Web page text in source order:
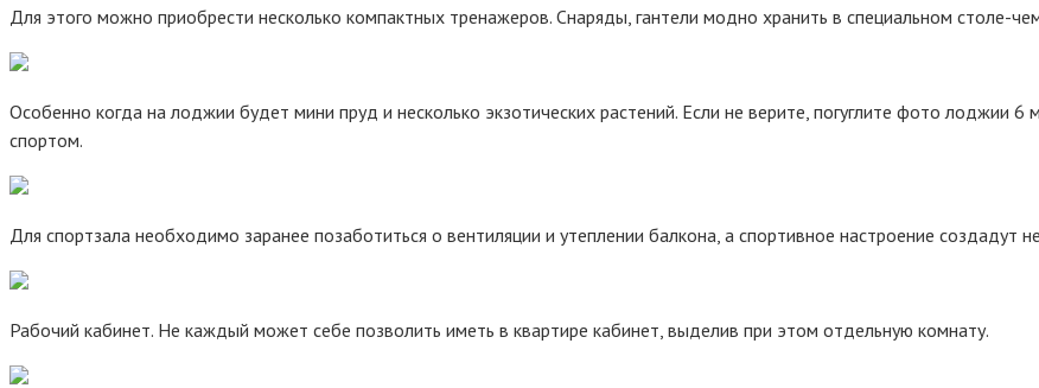
Для этого можно приобрести несколько компактных тренажеров. Снаряды, гантели модно хранить в специальном столе-
Особенно когда на лоджии будет мини пруд и несколько экзотических растений. Если не верите, погуглите фото лоджии
спортом.
Для спортзала необходимо заранее позаботиться о вентиляции и утеплении балкона, а спортивное настроение создадут
Рабочий кабинет. Не каждый может себе позволить иметь в квартире кабинет, выделив при этом отдельную комнату.